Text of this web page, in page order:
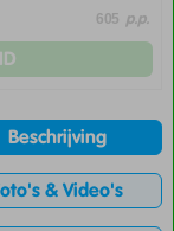
605 p.p.
Beschrijving
& Video's